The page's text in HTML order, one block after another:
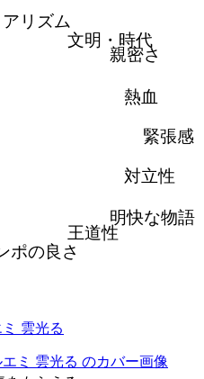
アリズム
文明・時代
親密さ
熱血
緊張感
対立性
明快な物語
王道性
ポの良さ
雲光る